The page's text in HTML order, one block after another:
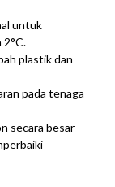
untuk
2°C.
plastik dan
pada tenaga
secara besar-